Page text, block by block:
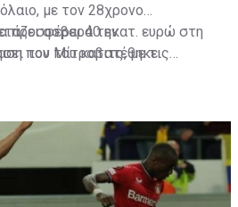
με τον 28χρονο
σοβαρά την
που του κατατέθηκε.
προσφέρει 40 εκατ. ευρώ στη
τον Μίτροβιτς, με τις